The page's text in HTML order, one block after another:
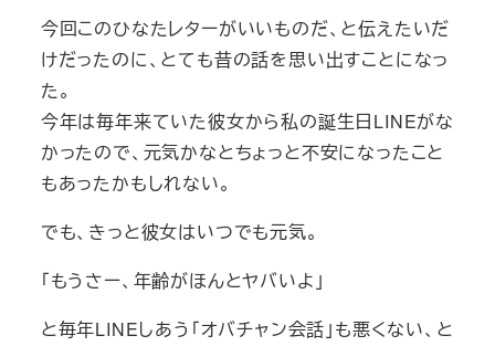
今回このひなたレターがいいものだ、と伝えたいだ
けだったのに、とても昔の話を思い出すことになっ
た。
今年は毎年来ていた彼女から私の誕生日LINEがな
かったので、元気かなとちょっと不安になったこと
もあったかもしれない。
でも、きっと彼女はいつでも元気。
「もうさー、年齢がほんとヤバいよ」
と毎年LINEしあう「オバチャン会話」も悪くない、と